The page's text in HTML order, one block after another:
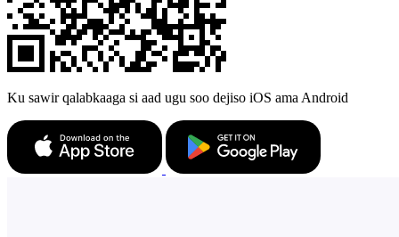
Ku sawir qalabkaaga si aad ugu soo dejiso iOS ama Android